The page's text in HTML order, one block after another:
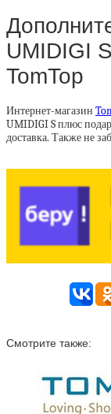
UMIDIGI
TomTop
Интернет-магазин
UMIDIGI S плюс
доставка. Также не
Смотрите также: